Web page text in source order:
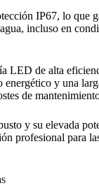
IP67, lo que
incluso en
LED de alta
energético y una
de
y su elevada
profesional para